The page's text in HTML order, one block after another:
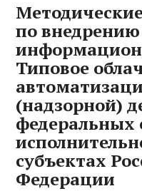
по внедрению
Типовое
(надзорной)
федеральных
субъектах
Федерации